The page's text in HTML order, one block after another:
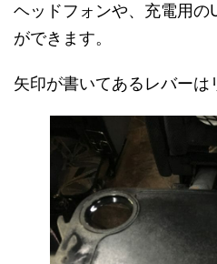
ヘッドフォンや、充電用の
ができます。
矢印が書いてあるレバーは